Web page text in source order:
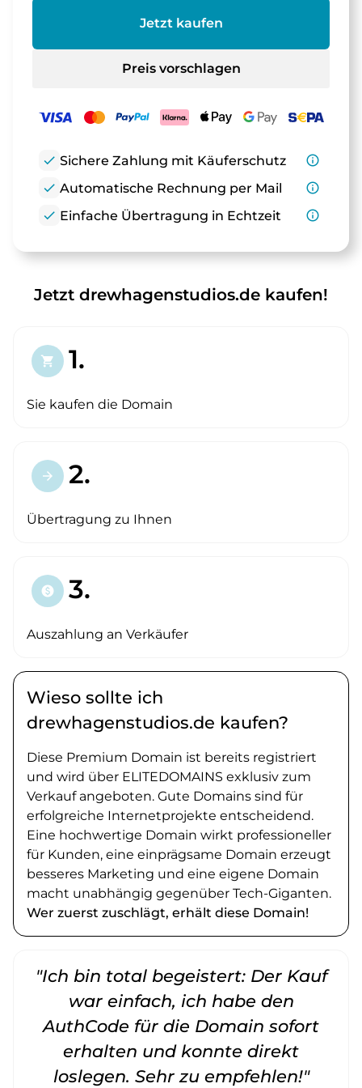
Jetzt kaufen
Preis vorschlagen
check Sichere Zahlung mit Käuferschutz
info_outline
check Automatische Rechnung per Mail
info_outline
check Einfache Übertragung in Echtzeit info_outline
Jetzt drewhagenstudios.de kaufen!
shopping_cart 1.
Sie kaufen die Domain
arrow_forward 2.
Übertragung zu Ihnen
paid 3.
Auszahlung an Verkäufer
Wieso sollte ich
drewhagenstudios.de kaufen?
Diese Premium Domain ist bereits registriert
und wird über ELITEDOMAINS exklusiv zum
Verkauf angeboten. Gute Domains sind für
erfolgreiche Internetprojekte entscheidend.
Eine hochwertige Domain wirkt professioneller
für Kunden, eine einprägsame Domain erzeugt
besseres Marketing und eine eigene Domain
macht unabhängig gegenüber Tech-Giganten.
Wer zuerst zuschlägt, erhält diese Domain!
"Ich bin total begeistert: Der Kauf
war einfach, ich habe den
AuthCode für die Domain sofort
erhalten und konnte direkt
loslegen. Sehr zu empfehlen!"